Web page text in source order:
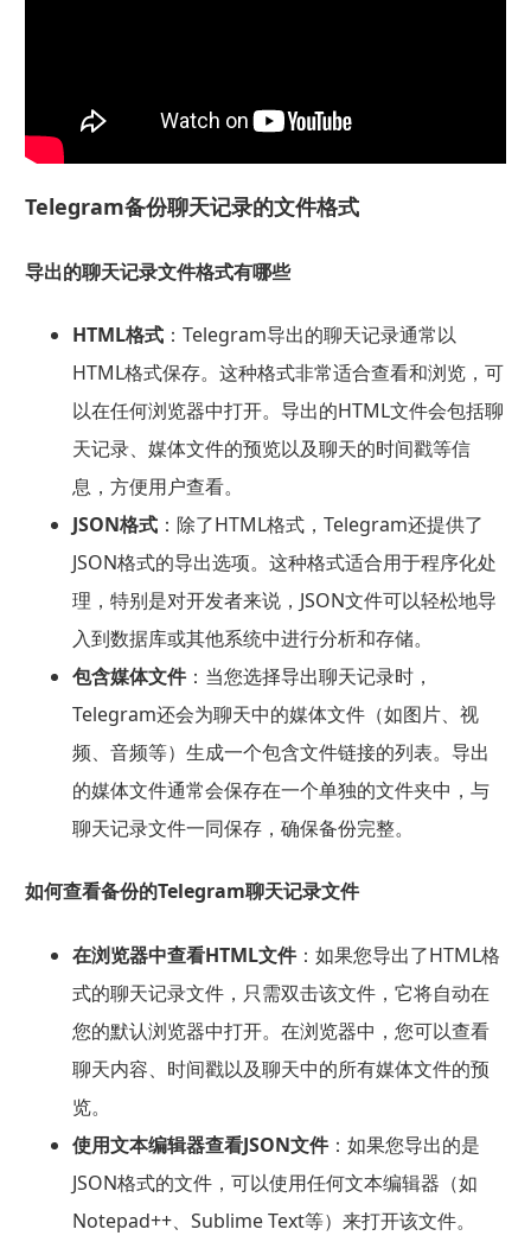
Telegram备份聊天记录的文件格式
导出的聊天记录文件格式有哪些
HTML格式：Telegram导出的聊天记录通常以
HTML格式保存。这种格式非常适合查看和浏览，可
以在任何浏览器中打开。导出的HTML文件会包括聊
天记录、媒体文件的预览以及聊天的时间戳等信
息，方便用户查看。
JSON格式：除了HTML格式，Telegram还提供了
JSON格式的导出选项。这种格式适合用于程序化处
理，特别是对开发者来说，JSON文件可以轻松地导
入到数据库或其他系统中进行分析和存储。
包含媒体文件：当您选择导出聊天记录时，
Telegram还会为聊天中的媒体文件（如图片、视
频、音频等）生成一个包含文件链接的列表。导出
的媒体文件通常会保存在一个单独的文件夹中，与
聊天记录文件一同保存，确保备份完整。
如何查看备份的Telegram聊天记录文件
在浏览器中查看HTML文件：如果您导出了HTML格
式的聊天记录文件，只需双击该文件，它将自动在
您的默认浏览器中打开。在浏览器中，您可以查看
聊天内容、时间戳以及聊天中的所有媒体文件的预
览。
使用文本编辑器查看JSON文件：如果您导出的是
JSON格式的文件，可以使用任何文本编辑器（如
Notepad++、Sublime Text等）来打开该文件。